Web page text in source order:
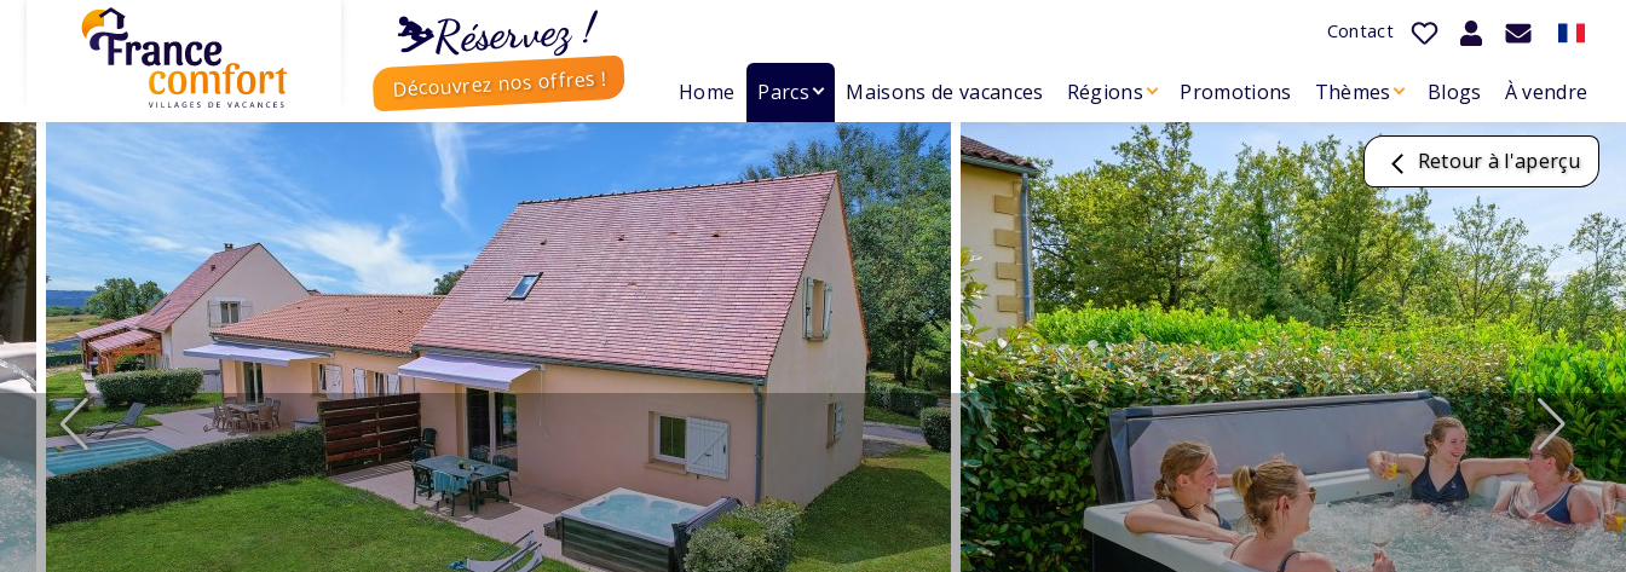
⛷️Réservez !
Découvrez nos offres !
Contact
Home Parcs Maisons de vacances Régions Promotions Thèmes Blogs À vendre
Retour à l'aperçu